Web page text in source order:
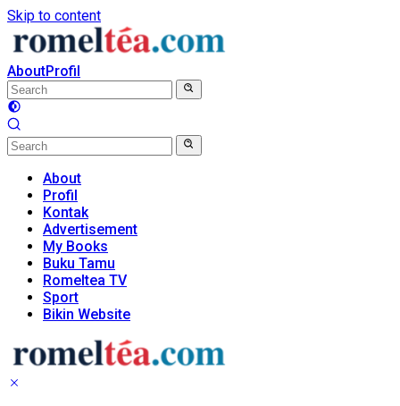
Skip to content
AboutProfil
About
Profil
Kontak
Advertisement
My Books
Buku Tamu
Romeltea TV
Sport
Bikin Website